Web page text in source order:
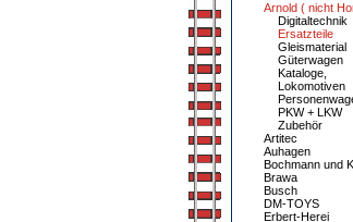
Arnold ( nicht
Digitaltechnik
Ersatzteile
Gleismaterial
Güterwagen
Kataloge,
Lokomotiven
PKW + LKW
Zubehör
Artitec
Auhagen
Bochmann und
Brawa
Busch
DM-TOYS
Erbert-Herei